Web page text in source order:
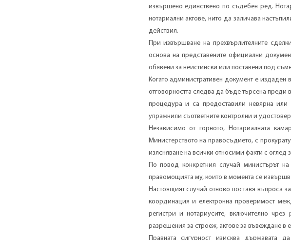
извършено единствено по съдебен ред.
нотариални актове, нито да заличава
действия.
При извършване на прехвърлителните
основа на представените официални
обявени за неистински или поставени под
Когато административен документ е
отговорността следва да бъде търсена преди
процедура и са предоставили невярна или
упражнили съответните контролни и
Независимо от горното, Нотариалната
Министерството на правосъдието, с
изясняване на всички относими факти с оглед
По повод конкретния случай министърът
правомощията му, които в момента се
Настоящият случай отново поставя въпроса
координация и електронна проверимост
регистри и нотариусите, включително чрез
разрешения за строеж, актове за въвеждане в
Правната сигурност изисква държавата